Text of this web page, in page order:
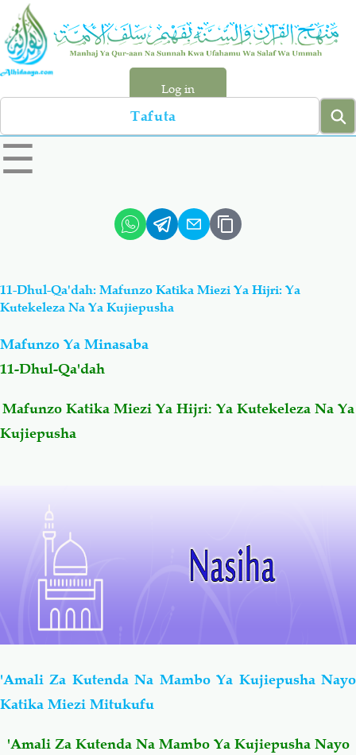
Skip
main
content
Log in
Search
left
sidebar
☰
Hadiyth
Aqiydah
Shirki & Kufru
Fiqh-Ibaadah
Akhlaaq-Aadaab Raqaaiq
Familia-Jamii Maswali-Majibu
Chemsha Bongo
Mapishi
11-Dhul-Qa'dah: Mafunzo Katika Miezi Ya Hijri: Ya
Kutekeleza Na Ya Kujiepusha
Mafunzo Ya Minasaba
11-Dhul-Qa'dah
Mafunzo Katika Miezi Ya Hijri: Ya Kutekeleza Na Ya
Kujiepusha
'Amali Za Kutenda Na Mambo Ya Kujiepusha Nayo
Katika Miezi Mitukufu
'Amali Za Kutenda Na Mambo Ya Kujiepusha Nayo